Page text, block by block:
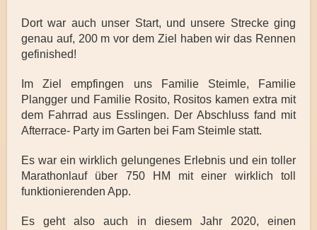
Dort war auch unser Start, und unsere Strecke ging
genau auf, 200 m vor dem Ziel haben wir das Rennen
gefinished!
Im Ziel empfingen uns Familie Steimle, Familie
Plangger und Familie Rosito, Rositos kamen extra mit
dem Fahrrad aus Esslingen. Der Abschluss fand mit
Afterrace- Party im Garten bei Fam Steimle statt.
Es war ein wirklich gelungenes Erlebnis und ein toller
Marathonlauf über 750 HM mit einer wirklich toll
funktionierenden App.
Es geht also auch in diesem Jahr 2020, einen